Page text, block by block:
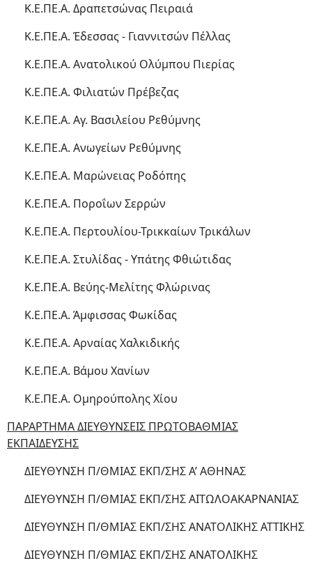
Κ.Ε.ΠΕ.Α. Δραπετσώνας Πειραιά
Κ.Ε.ΠΕ.Α. Έδεσσας - Γιαννιτσών Πέλλας
Κ.Ε.ΠΕ.Α. Ανατολικού Ολύμπου Πιερίας
Κ.Ε.ΠΕ.Α. Φιλιατών Πρέβεζας
Κ.Ε.ΠΕ.Α. Αγ. Βασιλείου Ρεθύμνης
Κ.Ε.ΠΕ.Α. Ανωγείων Ρεθύμνης
Κ.Ε.ΠΕ.Α. Μαρώνειας Ροδόπης
Κ.Ε.ΠΕ.Α. Ποροΐων Σερρών
Κ.Ε.ΠΕ.Α. Περτουλίου-Τρικκαίων Τρικάλων
Κ.Ε.ΠΕ.Α. Στυλίδας - Υπάτης Φθιώτιδας
Κ.Ε.ΠΕ.Α. Βεύης-Μελίτης Φλώρινας
Κ.Ε.ΠΕ.Α. Άμφισσας Φωκίδας
Κ.Ε.ΠΕ.Α. Αρναίας Χαλκιδικής
Κ.Ε.ΠΕ.Α. Βάμου Χανίων
Κ.Ε.ΠΕ.Α. Ομηρούπολης Χίου
ΠΑΡΑΡΤΗΜΑ ΔΙΕΥΘΥΝΣΕΙΣ ΠΡΩΤΟΒΑΘΜΙΑΣ
ΕΚΠΑΙΔΕΥΣΗΣ
ΔΙΕΥΘΥΝΣΗ Π/ΘΜΙΑΣ ΕΚΠ/ΣΗΣ Α’ ΑΘΗΝΑΣ
ΔΙΕΥΘΥΝΣΗ Π/ΘΜΙΑΣ ΕΚΠ/ΣΗΣ ΑΙΤΩΛΟΑΚΑΡΝΑΝΙΑΣ
ΔΙΕΥΘΥΝΣΗ Π/ΘΜΙΑΣ ΕΚΠ/ΣΗΣ ΑΝΑΤΟΛΙΚΗΣ ΑΤΤΙΚΗΣ
ΔΙΕΥΘΥΝΣΗ Π/ΘΜΙΑΣ ΕΚΠ/ΣΗΣ ΑΝΑΤΟΛΙΚΗΣ